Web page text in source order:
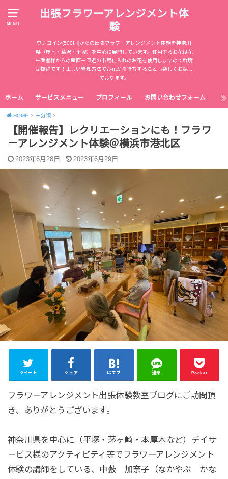
MENU
出張フラワーアレンジメント体
験
ワンコイン(500円)からの出張フラワーアレンジメント体験を神奈川
県（厚木・藤沢・平塚）を中心に展開しています。使用するお花は花
生産者様からの産直＋直近の市場仕入れのお花を使用しますので鮮度
は抜群です！正しい管理方法でお花が長持ちすることも楽しくお話し
ております。
ホーム サービスメニュー プロフィール お問い合わせフォーム
HOME 未分類
【開催報告】レクリエーションにも！フラワ
ーアレンジメント体験＠横浜市港北区
2023年6月28日 2023年6月29日
ツイート シェア はてブ 送る Pocket
フラワーアレンジメント出張体験教室ブログにご訪問頂
き、ありがとうございます。
神奈川県を中心に（平塚・茅ヶ崎・本厚木など）デイサ
ービス様のアクティビティ等でフラワーアレンジメント
体験の講師をしている、中藪 加奈子（なかやぶ かな